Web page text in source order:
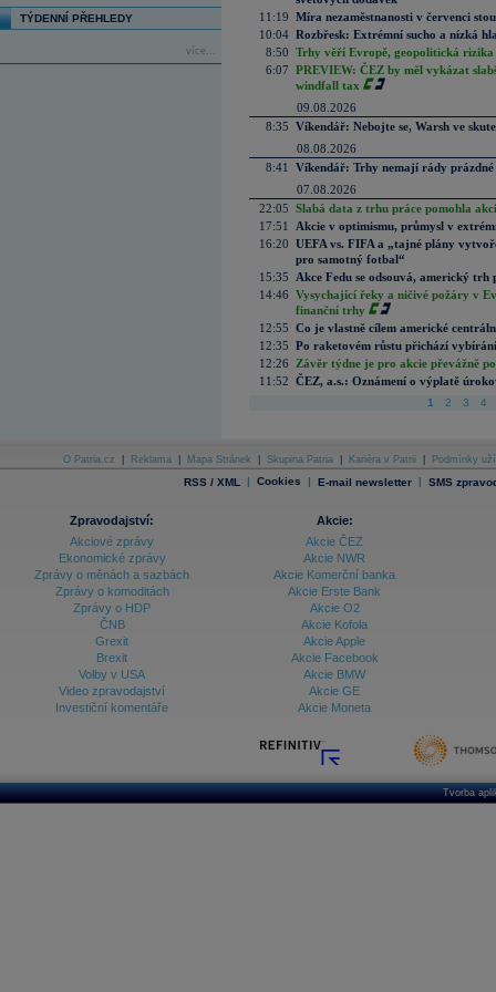
TÝDENNÍ PŘEHLEDY
více...
11:19 Míra nezaměstnanosti v červenci
10:04 Rozbřesk: Extrémní sucho a nízká
8:50 Trhy věří Evropě, geopolitická rizika
6:07 PREVIEW: ČEZ by měl vykázat
windfall tax
09.08.2026
8:35 Víkendář: Nebojte se, Warsh ve
08.08.2026
8:41
Víkendář: Trhy nemají rády prázdné
07.08.2026
22:05 Slabá data z trhu práce pomohla
17:51
Akcie v optimismu, průmysl v
16:20 UEFA vs. FIFA a „tajné plány
pro samotný fotbal“
15:35
Akce Fedu se odsouvá, americký
14:46 Vysychající řeky a ničivé požáry v
finanční trhy
12:55 Co je vlastně cílem americké
12:35 Po raketovém růstu přichází
12:26
Závěr týdne je pro akcie převážně
11:52 ČEZ, a.s.: Oznámení o výplatě
1 2 3 4
O Patria.cz Reklama Mapa Stránek Skupina Patria Kariéra v Patrii Podmínky
RSS / XML | Cookies | E-mail newsletter | SMS
Zpravodajství:
Akciové zprávy
Ekonomické zprávy
Zprávy o měnách a sazbách
Zprávy o komoditách
Zprávy o HDP
ČNB
Grexit
Brexit
Volby v USA
Video zpravodajství
Investiční komentáře
Akcie:
Akcie ČEZ
Akcie NWR
Akcie Komerční banka
Akcie Erste Bank
Akcie O2
Akcie Kofola
Akcie Apple
Akcie Facebook
Akcie BMW
Akcie GE
Akcie Moneta
Tvorba